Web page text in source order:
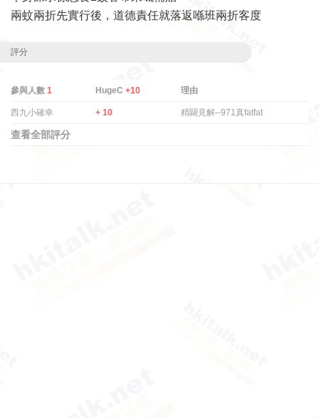
兩蚊兩折先實行後，道德責任就落返喺班兩折客度
評分
參與人數 1 HugeC+10 理由
西九小確幸 + 10 精闢見解--971真fatfat
查看全部評分